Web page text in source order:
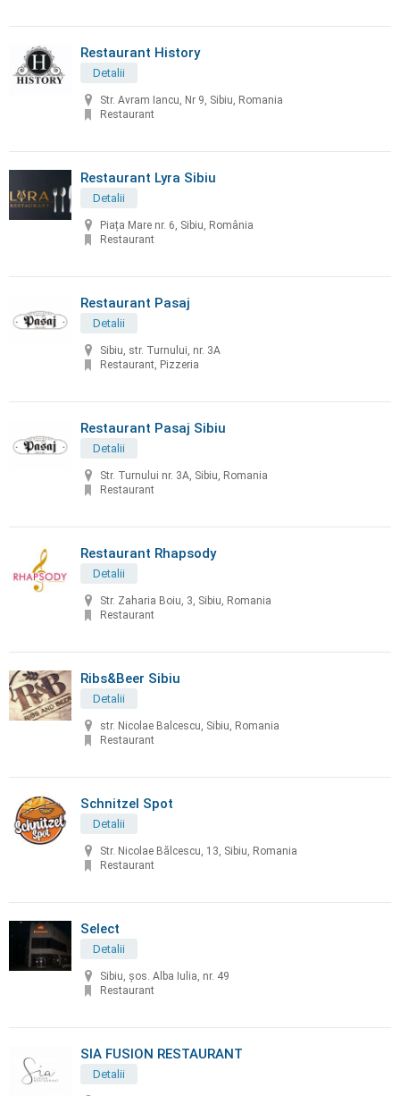
Restaurant History
Detalii
Str. Avram Iancu, Nr 9, Sibiu, Romania
Restaurant
Restaurant Lyra Sibiu
Detalii
Piața Mare nr. 6, Sibiu, România
Restaurant
Restaurant Pasaj
Detalii
Sibiu, str. Turnului, nr. 3A
Restaurant, Pizzeria
Restaurant Pasaj Sibiu
Detalii
Str. Turnului nr. 3A, Sibiu, Romania
Restaurant
Restaurant Rhapsody
Detalii
Str. Zaharia Boiu, 3, Sibiu, Romania
Restaurant
Ribs&Beer Sibiu
Detalii
str. Nicolae Balcescu, Sibiu, Romania
Restaurant
Schnitzel Spot
Detalii
Str. Nicolae Bălcescu, 13, Sibiu, Romania
Restaurant
Select
Detalii
Sibiu, șos. Alba Iulia, nr. 49
Restaurant
SIA FUSION RESTAURANT
Detalii